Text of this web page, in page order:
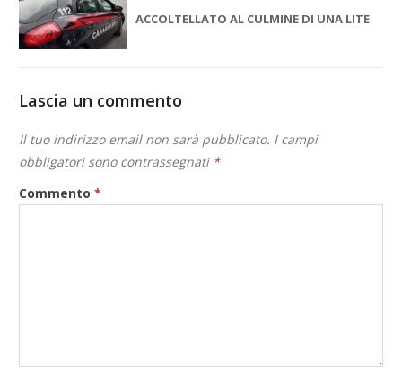
ACCOLTELLATO AL CULMINE DI UNA LITE
Lascia un commento
Il tuo indirizzo email non sarà pubblicato. I campi
obbligatori sono contrassegnati *
Commento*